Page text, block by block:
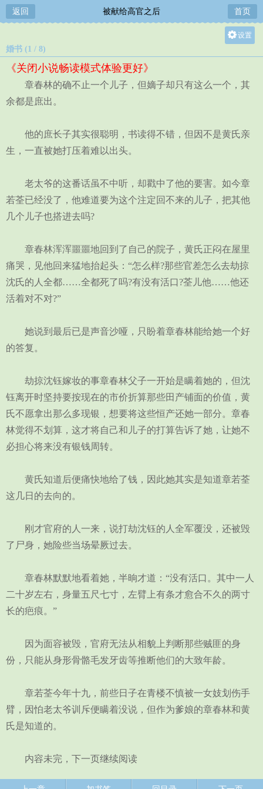
返回 被献给高官之后 首页
设置
中
婚书 (1 / 8)
《关闭小说畅读模式体验更好》
章春林的确不止一个儿子，但嫡子却只有这么一个，其
余都是庶出。
他的庶长子其实很聪明，书读得不错，但因不是黄氏亲
生，一直被她打压着难以出头。
老太爷的这番话虽不中听，却戳中了他的要害。如今章
若荃已经没了，他难道要为这个注定回不来的儿子，把其他
几个儿子也搭进去吗?
章春林浑浑噩噩地回到了自己的院子，黄氏正闷在屋里
痛哭，见他回来猛地抬起头：“怎么样?那些官差怎么去劫掠
沈氏的人全都……全都死了吗?有没有活口?荃儿他……他还
活着对不对?”
她说到最后已是声音沙哑，只盼着章春林能给她一个好
的答复。
劫掠沈钰嫁妆的事章春林父子一开始是瞒着她的，但沈
钰离开时坚持要按现在的市价折算那些田产铺面的价值，黄
氏不愿拿出那么多现银，想要将这些恒产还她一部分。章春
林觉得不划算，这才将自己和儿子的打算告诉了她，让她不
必担心将来没有银钱周转。
黄氏知道后便痛快地给了钱，因此她其实是知道章若荃
这几日的去向的。
刚才官府的人一来，说打劫沈钰的人全军覆没，还被毁
了尸身，她险些当场晕厥过去。
章春林默默地看着她，半晌才道：“没有活口。其中一人
二十岁左右，身量五尺七寸，左臂上有条才愈合不久的两寸
长的疤痕。”
因为面容被毁，官府无法从相貌上判断那些贼匪的身
份，只能从身形骨骼毛发牙齿等推断他们的大致年龄。
章若荃今年十九，前些日子在青楼不慎被一女妓划伤手
臂，因怕老太爷训斥便瞒着没说，但作为爹娘的章春林和黄
氏是知道的。
内容未完，下一页继续阅读